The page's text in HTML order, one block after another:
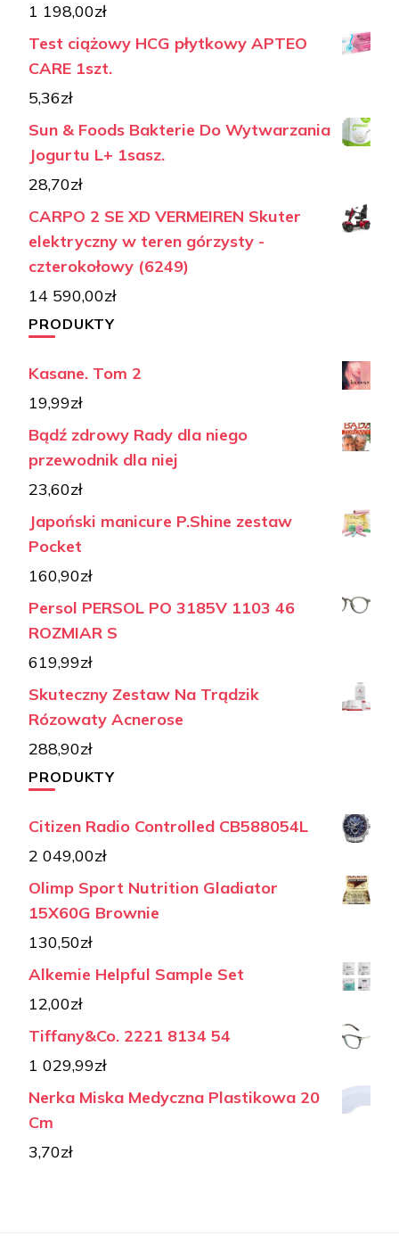
1 198,00zł
Test ciążowy HCG płytkowy APTEO
CARE 1szt.
5,36zł
Sun & Foods Bakterie Do Wytwarzania
Jogurtu L+ 1sasz.
28,70zł
CARPO 2 SE XD VERMEIREN Skuter
elektryczny w teren górzysty -
czterokołowy (6249)
14 590,00zł
PRODUKTY
Kasane. Tom 2
19,99zł
Bądź zdrowy Rady dla niego
przewodnik dla niej
23,60zł
Japoński manicure P.Shine zestaw
Pocket
160,90zł
Persol PERSOL PO 3185V 1103 46
ROZMIAR S
619,99zł
Skuteczny Zestaw Na Trądzik
Rózowaty Acnerose
288,90zł
PRODUKTY
Citizen Radio Controlled CB588054L
2 049,00zł
Olimp Sport Nutrition Gladiator
15X60G Brownie
130,50zł
Alkemie Helpful Sample Set
12,00zł
Tiffany&Co. 2221 8134 54
1 029,99zł
Nerka Miska Medyczna Plastikowa 20
Cm
3,70zł